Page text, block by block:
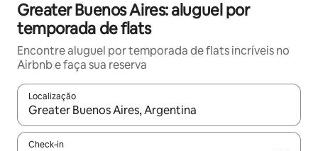
Greater Buenos Aires: aluguel por
temporada de flats
Encontre aluguel por temporada de flats incríveis no
Airbnb e faça sua reserva
Localização
Quando os resultados estiverem disponíveis, explore-os
Check-in